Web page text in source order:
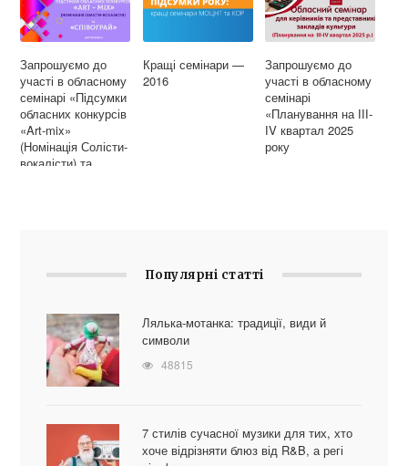
Запрошуємо до
участі в обласному
семінарі «Підсумки
обласних конкурсів
«Art-mix»
(Номінація Солісти-
вокалісти) та
Кращі семінари —
2016
Запрошуємо до
участі в обласному
семінарі
«Планування на ІІІ-
ІV квартал 2025
року
Популярні статті
Лялька-мотанка: традиції, види й
символи
48815
7 стилів сучасної музики для тих, хто
хоче відрізняти блюз від R&B, а регі